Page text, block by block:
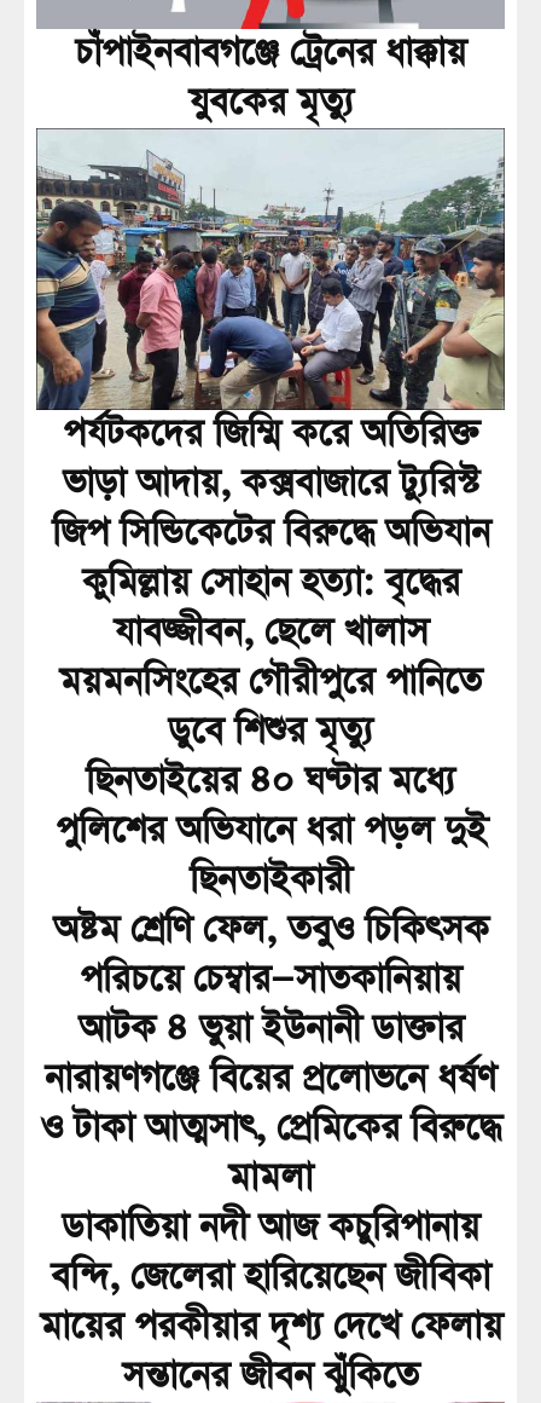
চাঁপাইনবাবগঞ্জে ট্রেনের ধাক্কায়
যুবকের মৃত্যু
পর্যটকদের জিম্মি করে অতিরিক্ত
ভাড়া আদায়, কক্সবাজারে ট্যুরিস্ট
জিপ সিন্ডিকেটের বিরুদ্ধে অভিযান
কুমিল্লায় সোহান হত্যা: বৃদ্ধের
যাবজ্জীবন, ছেলে খালাস
ময়মনসিংহের গৌরীপুরে পানিতে
ডুবে শিশুর মৃত্যু
ছিনতাইয়ের ৪০ ঘণ্টার মধ্যে
পুলিশের অভিযানে ধরা পড়ল দুই
ছিনতাইকারী
অষ্টম শ্রেণি ফেল, তবুও চিকিৎসক
পরিচয়ে চেম্বার—সাতকানিয়ায়
আটক ৪ ভুয়া ইউনানী ডাক্তার
নারায়ণগঞ্জে বিয়ের প্রলোভনে ধর্ষণ
ও টাকা আত্মসাৎ, প্রেমিকের বিরুদ্ধে
মামলা
ডাকাতিয়া নদী আজ কচুরিপানায়
বন্দি, জেলেরা হারিয়েছেন জীবিকা
মায়ের পরকীয়ার দৃশ্য দেখে ফেলায়
সন্তানের জীবন ঝুঁকিতে